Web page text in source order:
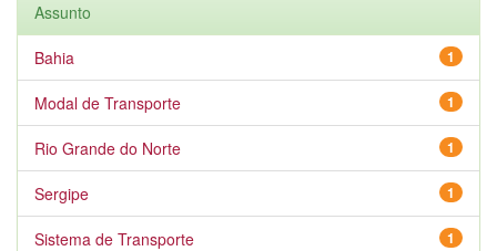
Assunto
1
Bahia
1
Modal de Transporte
1
Rio Grande do Norte
1
Sergipe
1
Sistema de Transporte